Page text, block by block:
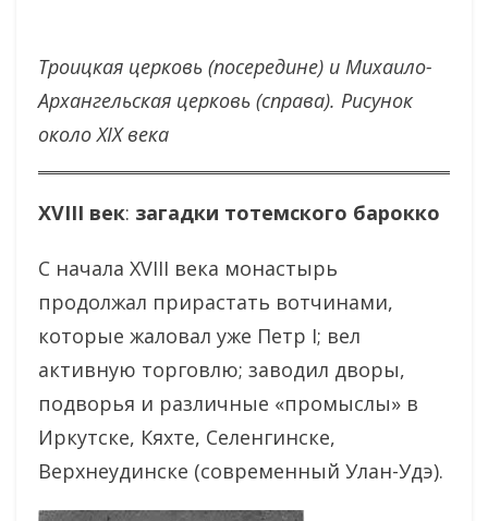
Троицкая церковь (посередине) и Михаило-
Архангельская церковь (справа). Рисунок
около XIX века
XVIII век: загадки тотемского барокко
С начала XVIII века монастырь
продолжал прирастать вотчинами,
которые жаловал уже Петр I; вел
активную торговлю; заводил дворы,
подворья и различные «промыслы» в
Иркутске, Кяхте, Селенгинске,
Верхнеудинске (современный Улан-Удэ).